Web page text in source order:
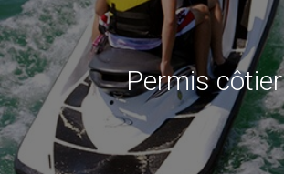
Permis côtier